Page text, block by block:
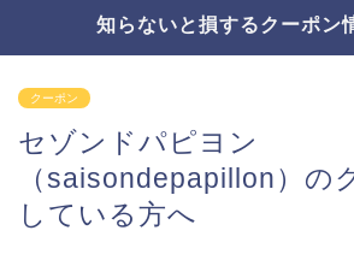
知らないと損するクーポン
クーポン
セゾンドパピヨン
（saisondepapillon）の
している方へ